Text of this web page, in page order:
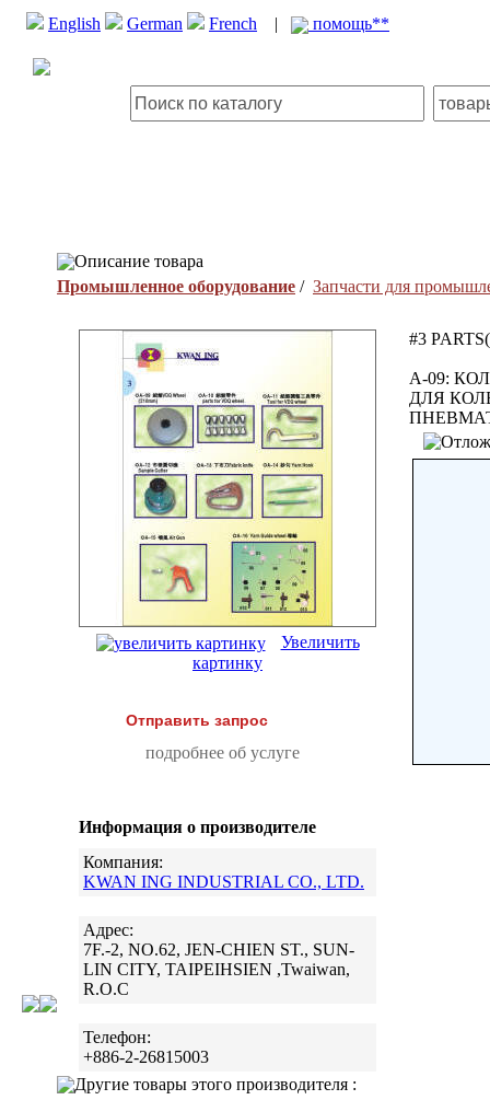
English German French | помощь**
Описание товара
Промышленное оборудование / Запчасти для
Увеличить
картинку
Отправить запрос
подробнее об услуге
Информация о производителе
Компания:
KWAN ING INDUSTRIAL CO., LTD.
Адрес:
7F.-2, NO.62, JEN-CHIEN ST., SUN-
LIN CITY, TAIPEIHSIEN ,Twaiwan,
R.O.C
Телефон:
+886-2-26815003
#3
A-09:
ДЛЯ
Другие товары этого производителя :